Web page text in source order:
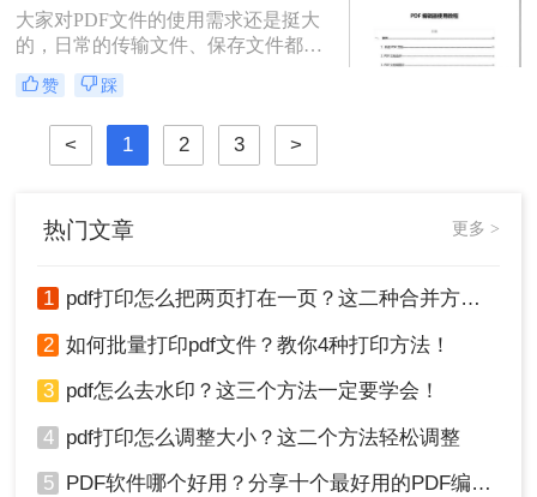
大家对PDF文件的使用需求还是挺大
的，日常的传输文件、保存文件都会
使用到它。很多时候我们在浏览文件
时会发现文件中出现一些错误，或者
是不完善的地方，想要修改它却发现
PDF文件无法编辑。今天教大家两种
可以轻松实现如何编辑pdf文件的方
赞 踩
< 1 2 3 >
热门文章 更多 >
1 pdf打印怎么把两页打在一页？这二种合并方法了解一下！
2 如何批量打印pdf文件？教你4种打印方法！
3 pdf怎么去水印？这三个方法一定要学会！
4 pdf打印怎么调整大小？这二个方法轻松调整
5 PDF软件哪个好用？分享十个最好用的PDF编辑器！